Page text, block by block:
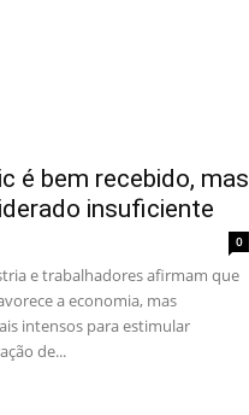
é bem recebido, mas
insuficiente
0
e trabalhadores afirmam que
a economia, mas
intensos para estimular
de...